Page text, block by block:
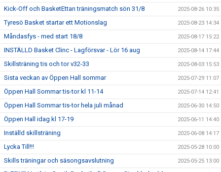
Kick-Off och BasketEttan träningsmatch sön 31/8 2025-08-26 10:35
Tyresö Basket startar ett Motionslag 2025-08-23 14:34
Måndasfys - med start 18/8 2025-08-17 15:22
INSTÄLLD Basket Clinc - Lagförsvar - Lör 16 aug 2025-08-14 17:44
Skillsträning tis och tor v32-33 2025-08-03 15:53
Sista veckan av Öppen Hall sommar 2025-07-29 11:07
Öppen Hall Sommar tis-tor kl 11-14 2025-07-14 12:41
Öppen Hall Sommar tis-tor hela juli månad 2025-06-30 14:50
Öppen Hall idag kl 17-19 2025-06-11 14:40
Inställd skillsträning 2025-06-08 14:17
Lycka Till!!! 2025-05-28 10:00
Skills träningar och säsongsavslutning 2025-05-25 13:00